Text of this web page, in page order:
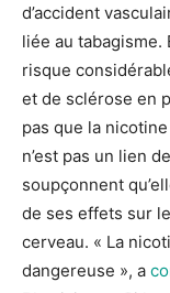
d’accident
liée au tabagisme.
risque
et de sclérose en
pas que la
n’est pas un lien
soupçonnent
de ses effets sur
cerveau. « La
dangereuse », a